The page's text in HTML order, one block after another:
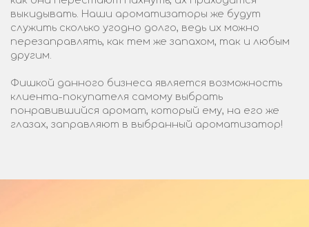
выкидывать. Наши ароматизаторы же будут
служить сколько угодно долго, ведь их можно
перезаправлять, как тем же запахом, так и любым
другим.
Фишкой данного бизнеса является возможность
клиента-покупателя самому выбрать
понравившийся аромат, который ему, на его же
глазах, заправляют в выбранный ароматизатор!